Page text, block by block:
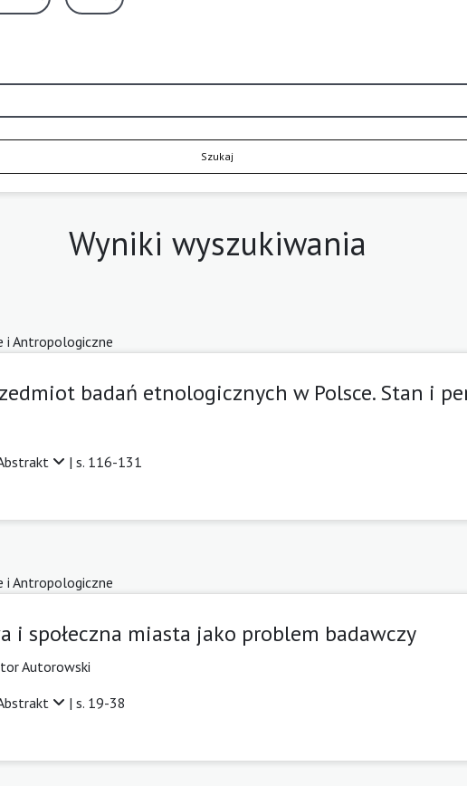
Szukaj
Wyniki wyszukiwania
i Antropologiczne
badań etnologicznych w Polsce. Stan i
| s. 116-131
i Antropologiczne
i społeczna miasta jako problem badawczy
Autorowski
| s. 19-38